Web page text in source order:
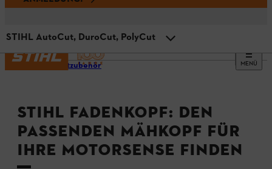
MENÜ
Produktzubehör
STIHL FADENKOPF: DEN
PASSENDEN MÄHKOPF FÜR
IHRE MOTORSENSE FINDEN
STIHL AutoCut, DuroCut, PolyCut
Welcher Fadenkopf ist der richtige?
STIHL SuperCut und TrimCut